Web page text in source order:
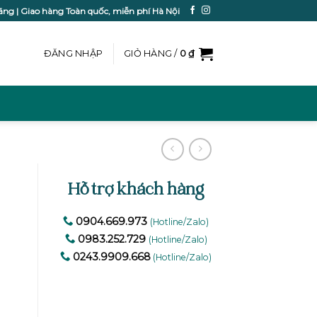
| Giao hàng Toàn quốc, miễn phí Hà Nội
ĐĂNG NHẬP GIỎ HÀNG / 0₫
Hỗ trợ khách hàng
0904.669.973 (Hotline/Zalo)
0983.252.729 (Hotline/Zalo)
0243.9909.668 (Hotline/Zalo)